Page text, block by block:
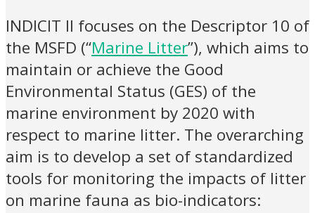
INDICIT II focuses on the Descriptor 10 of
the MSFD (“Marine Litter”), which aims to
maintain or achieve the Good
Environmental Status (GES) of the
marine environment by 2020 with
respect to marine litter. The overarching
aim is to develop a set of standardized
tools for monitoring the impacts of litter
on marine fauna as bio-indicators: